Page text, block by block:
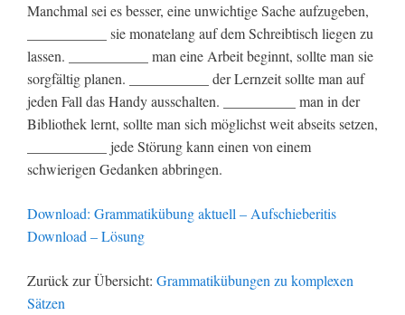
Manchmal sei es besser, eine unwichtige Sache aufzugeben,
___________ sie monatelang auf dem Schreibtisch liegen zu
lassen. ___________ man eine Arbeit beginnt, sollte man sie
sorgfältig planen. ___________ der Lernzeit sollte man auf
jeden Fall das Handy ausschalten. __________ man in der
Bibliothek lernt, sollte man sich möglichst weit abseits setzen,
___________ jede Störung kann einen von einem
schwierigen Gedanken abbringen.
Download: Grammatikübung aktuell – Aufschieberitis
Download – Lösung
Zurück zur Übersicht: Grammatikübungen zu komplexen
Sätzen